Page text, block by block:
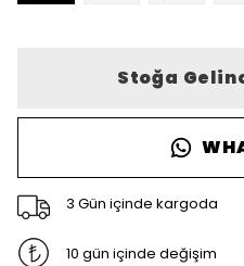
Stoğa
3 Gün içinde kargoda
10 gün içinde değişim